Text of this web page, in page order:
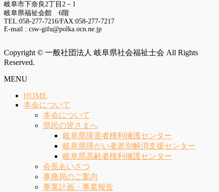
岐阜市下奈良2丁目2－1
岐阜県福祉会館 6階
TEL:058-277-7216/FAX:058-277-7217
E-mail : csw-gifu@polka.ocn.ne.jp
Copyright © 一般社団法人 岐阜県社会福祉士会 All Rights
Reserved.
MENU
HOME
本会について
本会について
県民の皆さまへ
岐阜県障害者権利擁護センター
岐阜県障がい者差別解消支援センター
岐阜県高齢者権利擁護センター
会長あいさつ
事務局のご案内
事業計画・事業報告